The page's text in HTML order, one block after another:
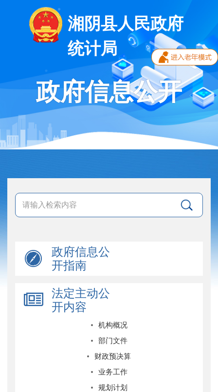
湘阴县人民政府
统计局
政府信息公开
政府信息公
开指南
法定主动公
开内容
机构概况
部门文件
财政预决算
业务工作
规划计划